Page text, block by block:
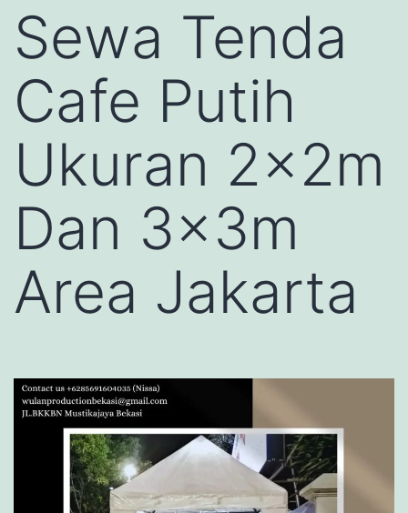
Sewa Tenda
Cafe Putih
Ukuran 2x2m
Dan 3x3m
Area Jakarta